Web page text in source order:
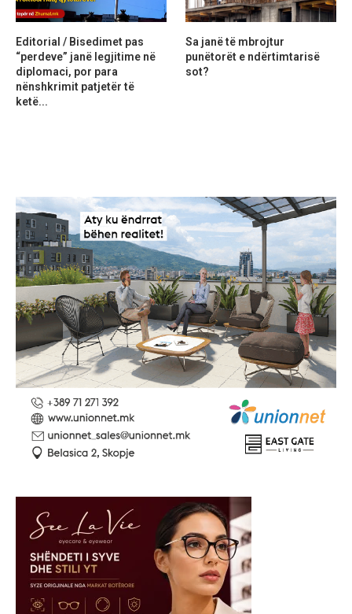
Editorial / Bisedimet pas
“perdeve” janë legjitime në
diplomaci, por para
nënshkrimit patjetër të
ketë...
Sa janë të mbrojtur
punëtorët e ndërtimtarisë
sot?